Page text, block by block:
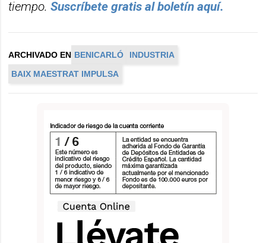
tiempo.Suscríbete gratis al boletín aquí.
ARCHIVADO EN BENICARLÓ
INDUSTRIA
BAIX MAESTRAT IMPULSA